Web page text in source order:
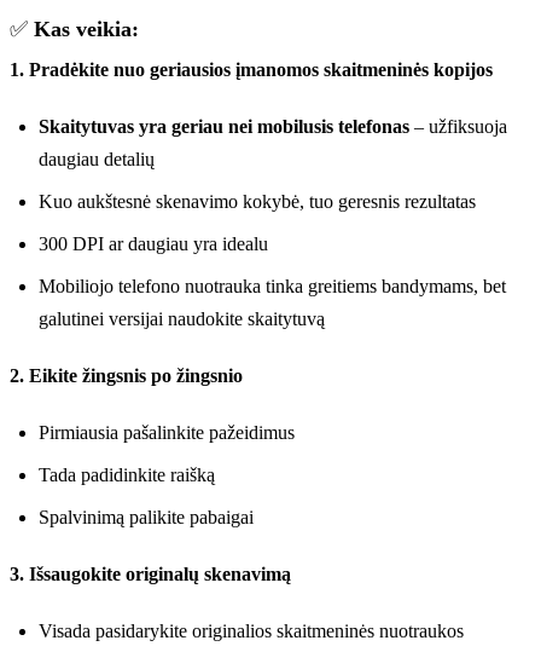
✅ Kas veikia:
1. Pradėkite nuo geriausios įmanomos skaitmeninės kopijos
Skaitytuvas yra geriau nei mobilusis telefonas – užfiksuoja
daugiau detalių
Kuo aukštesnė skenavimo kokybė, tuo geresnis rezultatas
300 DPI ar daugiau yra idealu
Mobiliojo telefono nuotrauka tinka greitiems bandymams, bet
galutinei versijai naudokite skaitytuvą
2. Eikite žingsnis po žingsnio
Pirmiausia pašalinkite pažeidimus
Tada padidinkite raišką
Spalvinimą palikite pabaigai
3. Išsaugokite originalų skenavimą
Visada pasidarykite originalios skaitmeninės nuotraukos